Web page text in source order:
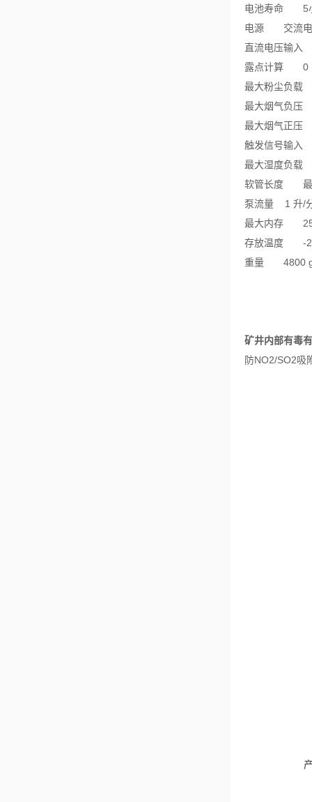
电池寿命 5
电源
交流电
直流电压输入
露点计算
0
最大粉尘负载
最大烟气负压
最大烟气正压
触发信号输入
最大湿度负载
软管长度
泵流量
1 升/
最大内存
存放温度
-
重量
4800
矿井内部有毒
防NO2/SO2吸